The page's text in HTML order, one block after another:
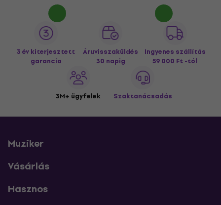
3 év kiterjesztett
garancia
Áruvisszaküldés
30 napig
Ingyenes szállítás
59 000 Ft -tól
3M+ ügyfelek Szaktanácsadás
Muziker
Vásárlás
Hasznos